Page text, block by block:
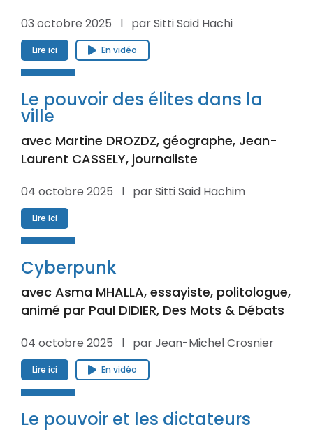
03 octobre 2025 l par Sitti Said Hachi
Lire ici En vidéo
Le pouvoir des élites dans la
ville
avec Martine DROZDZ, géographe, Jean-
Laurent CASSELY, journaliste
04 octobre 2025 l par Sitti Said Hachim
Lire ici
Cyberpunk
avec Asma MHALLA, essayiste, politologue,
animé par Paul DIDIER, Des Mots & Débats
04 octobre 2025 l par Jean-Michel Crosnier
Lire ici En vidéo
Le pouvoir et les dictateurs